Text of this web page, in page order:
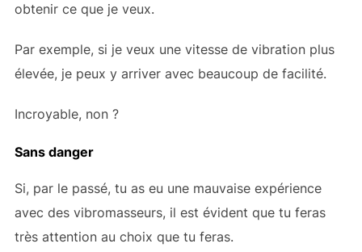
obtenir ce que je veux.
Par exemple, si je veux une vitesse de vibration plus
élevée, je peux y arriver avec beaucoup de facilité.
Incroyable, non ?
Sans danger
Si, par le passé, tu as eu une mauvaise expérience
avec des vibromasseurs, il est évident que tu feras
très attention au choix que tu feras.